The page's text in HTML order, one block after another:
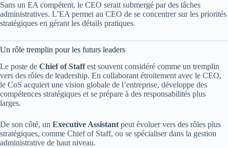
Sans un EA compétent, le CEO serait submergé par des tâches
administratives. L’EA permet au CEO de se concentrer sur les priorités
stratégiques en gérant les détails pratiques.
Un rôle tremplin pour les futurs leaders
Le poste de Chief of Staffest souvent considéré comme un tremplin
vers des rôles de leadership. En collaborant étroitement avec le CEO,
le CoS acquiert une vision globale de l’entreprise, développe des
compétences stratégiques et se prépare à des responsabilités plus
larges.
De son côté, un Executive Assistant peut évoluer vers des rôles plus
stratégiques, comme Chief of Staff, ou se spécialiser dans la gestion
administrative de haut niveau.